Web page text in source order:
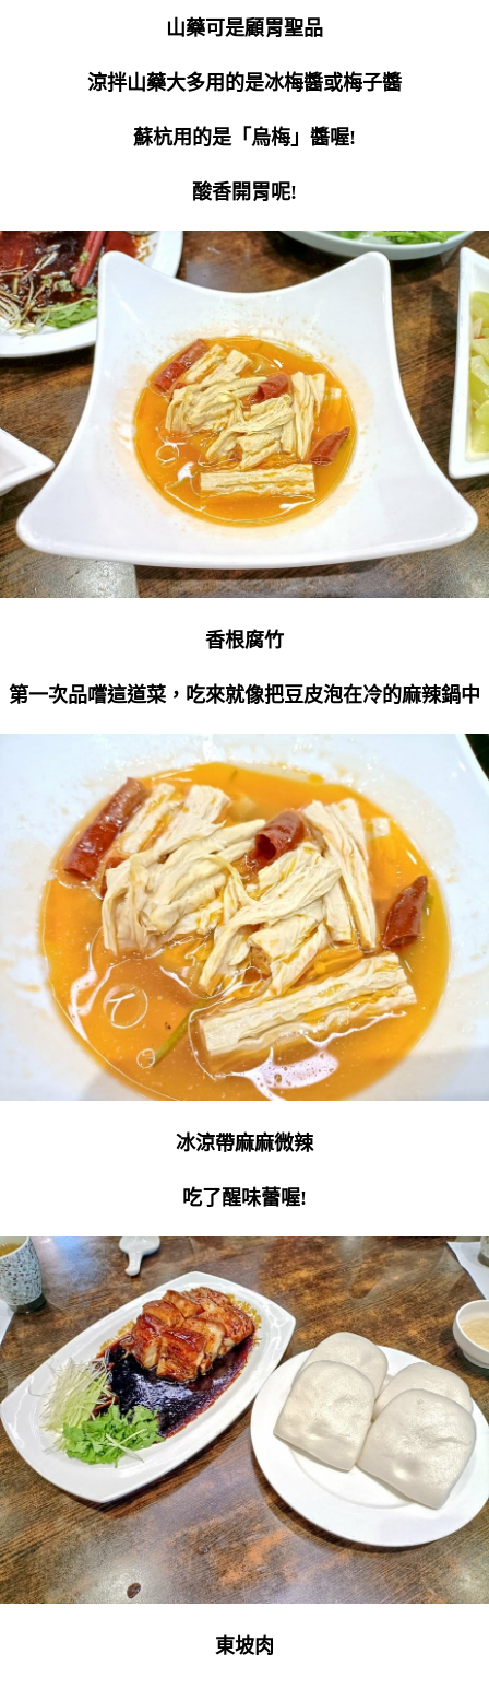
山藥可是顧胃聖品
涼拌山藥大多用的是冰梅醬或梅子醬
蘇杭用的是「烏梅」醬喔!
酸香開胃呢!
香根腐竹
第一次品嚐這道菜，吃來就像把豆皮泡在冷的麻辣鍋中
冰涼帶麻麻微辣
吃了醒味蕾喔!
東坡肉